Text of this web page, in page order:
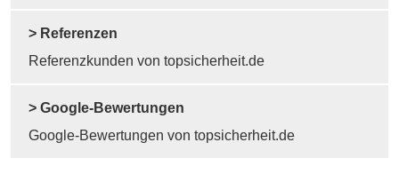
> Referenzen
Referenzkunden von topsicherheit.de
> Google-Bewertungen
Google-Bewertungen von topsicherheit.de